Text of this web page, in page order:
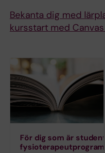
Bekanta dig med
kursstart med
För dig som är student